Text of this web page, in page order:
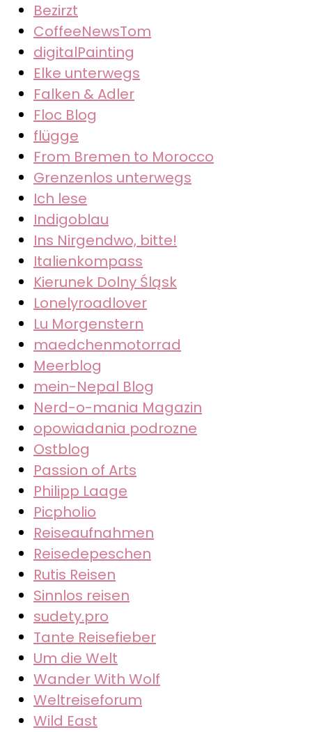
Bezirzt
CoffeeNewsTom
digitalPainting
Elke unterwegs
Falken & Adler
Floc Blog
flügge
From Bremen to Morocco
Grenzenlos unterwegs
Ich lese
Indigoblau
Ins Nirgendwo, bitte!
Italienkompass
Kierunek Dolny Śląsk
Lonelyroadlover
Lu Morgenstern
maedchenmotorrad
Meerblog
mein-Nepal Blog
Nerd-o-mania Magazin
opowiadania podrozne
Ostblog
Passion of Arts
Philipp Laage
Picpholio
Reiseaufnahmen
Reisedepeschen
Rutis Reisen
Sinnlos reisen
sudety.pro
Tante Reisefieber
Um die Welt
Wander With Wolf
Weltreiseforum
Wild East